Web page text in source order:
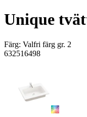
Unique
Färg: Valfri färg gr. 2
632516498